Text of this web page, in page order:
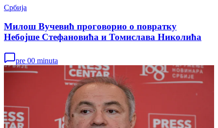
Србија
Милош Вучевић проговорио о повратку
Небојше Стефановића и Томислава Николића
pre 00 minuta